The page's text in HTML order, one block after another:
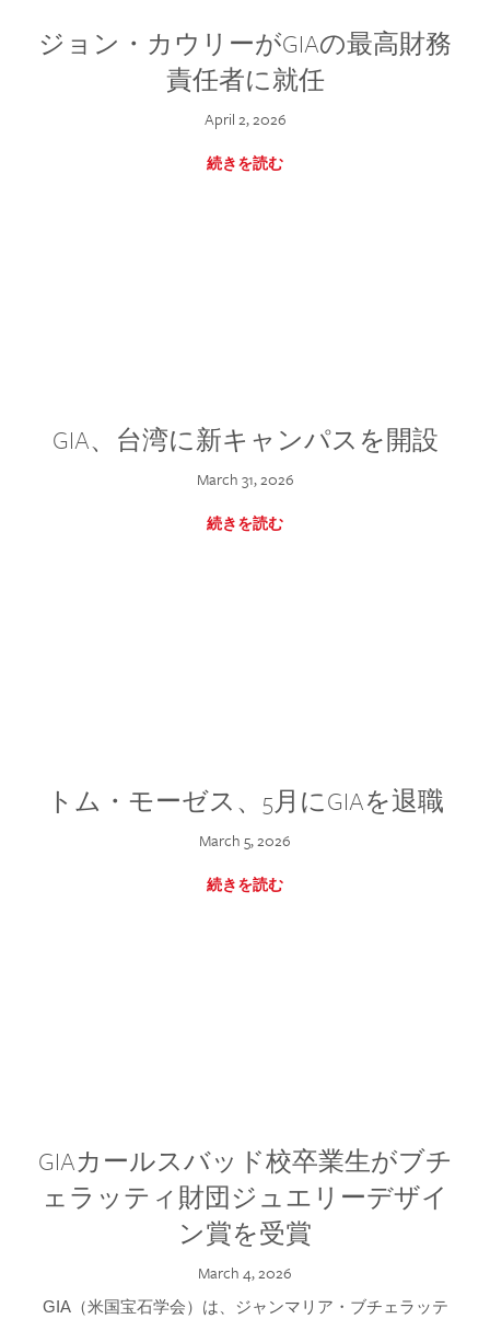
ジョン・カウリーがGIAの最高財務
責任者に就任
April 2, 2026
続きを読む
GIA、台湾に新キャンパスを開設
March 31, 2026
続きを読む
トム・モーゼス、5月にGIAを退職
March 5, 2026
続きを読む
GIAカールスバッド校卒業生がブチ
ェラッティ財団ジュエリーデザイ
ン賞を受賞
March 4, 2026
GIA（米国宝石学会）は、ジャンマリア・ブチェラッテ